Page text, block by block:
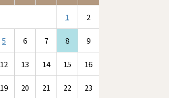
1 2
5 6 7 8 9
12 13 14 15 16
19 20 21 22 23